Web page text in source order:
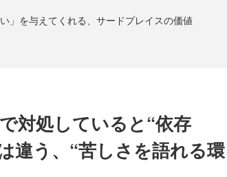
」を与えてくれる、サードプレイスの価値
対処していると“依存
違う、“苦しさを語れる環